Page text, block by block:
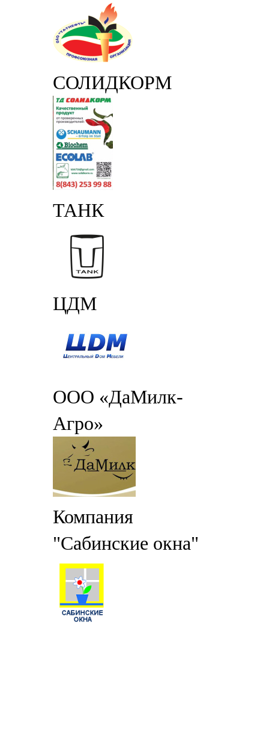
СОЛИДКОРМ
ТАНК
ЦДМ
ООО «ДаМилк-
Агро»
Компания
"Сабинские окна"